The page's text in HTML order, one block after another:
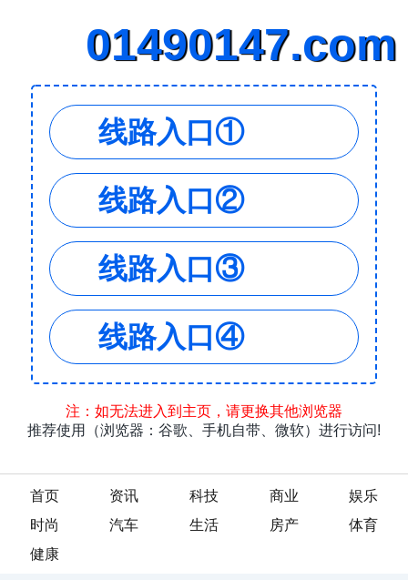
首页 资讯 科技 商业
娱乐
时尚
汽车 生活 房产
体育
健康